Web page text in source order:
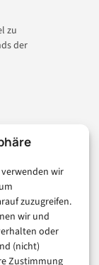
wir
zuzugreifen.
wir und
oder
(nicht)
Zustimmung
zu
der